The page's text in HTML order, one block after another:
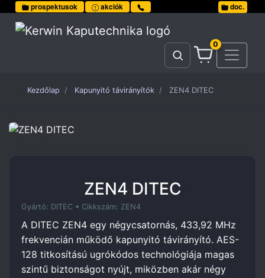
prospektusok akciók doc.
0
Kezdőlap Kapunyitó távirányítók ZEN4 DITEC
ZEN4 DITEC
Gyártó: DITEC • Cikkszám: ZEN4
A DITEC ZEN4 egy négycsatornás, 433,92 MHz
frekvencián működő kapunyitó távirányító. AES-
128 titkosítású ugrókódos technológiája magas
szintű biztonságot nyújt, miközben akár négy